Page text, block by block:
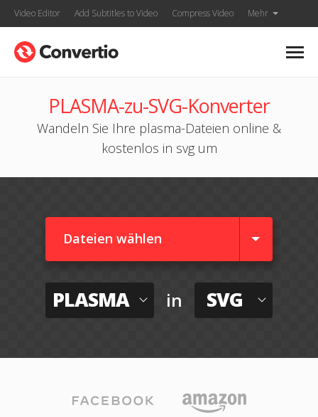
Video Editor Add Subtitles to Video Compress Video Mehr
PLASMA-zu-SVG-Konverter
Wandeln Sie Ihre plasma-Dateien online &
kostenlos in svg um
Dateien wählen
PLASMA in SVG